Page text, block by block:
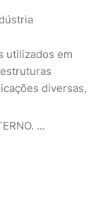
utilizados em
diversas,
...